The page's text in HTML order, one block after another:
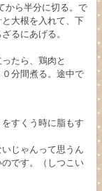
から半分に切る。で
大根を入れて、下
るにあげる。
たら、鶏肉と
分間煮る。途中で
すくう時に脂もす
じゃんって思うん
です。（しつこい